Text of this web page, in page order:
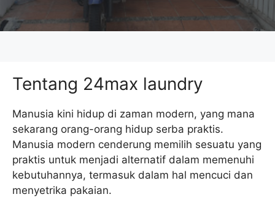
Tentang 24max laundry
Manusia kini hidup di zaman modern, yang mana
sekarang orang-orang hidup serba praktis.
Manusia modern cenderung memilih sesuatu yang
praktis untuk menjadi alternatif dalam memenuhi
kebutuhannya, termasuk dalam hal mencuci dan
menyetrika pakaian.